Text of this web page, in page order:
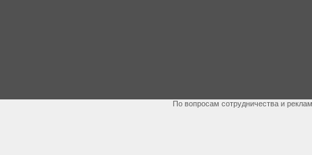
По вопросам сотрудничества и